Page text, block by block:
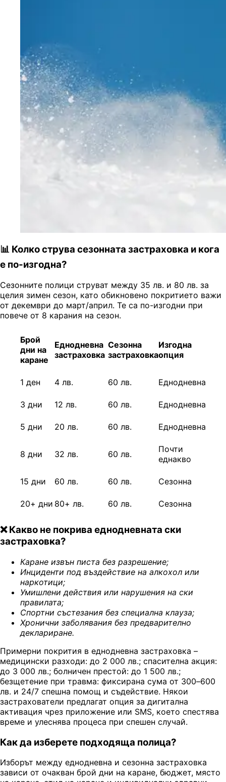
📊 Колко струва сезонната застраховка и кога
е по-изгодна?
Сезонните полици струват между 35 лв. и 80 лв. за
целия зимен сезон, като обикновено покритието важи
от декември до март/април. Те са по-изгодни при
повече от 8 карания на сезон.
Брой
дни на
каране
Еднодневна
застраховка
Сезонна
застраховка
Изгодна
опция
1 ден 4 лв. 60 лв. Еднодневна
3 дни 12 лв. 60 лв. Еднодневна
5 дни 20 лв. 60 лв. Еднодневна
8 дни 32 лв. 60 лв.
Почти
еднакво
15 дни 60 лв. 60 лв. Сезонна
20+ дни 80+ лв. 60 лв. Сезонна
❌ Какво не покрива еднодневната ски
застраховка?
Каране извън писта без разрешение;
Инциденти под въздействие на алкохол или
наркотици;
Умишлени действия или нарушения на ски
правилата;
Спортни състезания без специална клауза;
Хронични заболявания без предварително
деклариране.
Примерни покрития в еднодневна застраховка –
медицински разходи: до 2 000 лв.; спасителна акция:
до 3 000 лв.; болничен престой: до 1 500 лв.;
безщетение при травма: фиксирана сума от 300–600
лв. и 24/7 спешна помощ и съдействие. Някои
застрахователи предлагат опция за дигитална
активация чрез приложение или SMS, което спестява
време и улеснява процеса при спешен случай.
Как да изберете подходяща полица?
Изборът между еднодневна и сезонна застраховка
зависи от очакван брой дни на каране, бюджет, място